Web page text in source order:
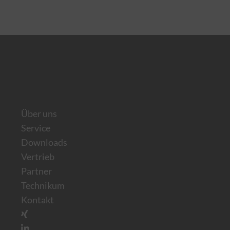
Über uns
Service
Downloads
Vertrieb
Partner
Technikum
Kontakt
Google Maps